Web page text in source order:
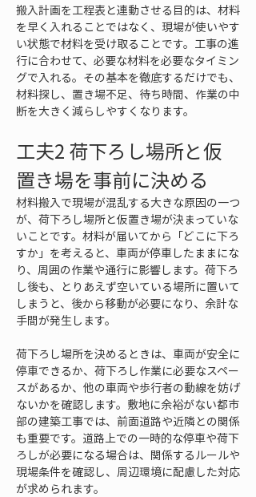
搬入計画を工程表と連動させる目的は、材料
を早く入れることではなく、現場が使いやす
い状態で材料を受け取ることです。工事の進
行に合わせて、必要な材料を必要なタイミン
グで入れる。その基本を徹底するだけでも、
材料探し、置き場不足、待ち時間、作業の中
断を大きく減らしやすくなります。
工夫2 荷下ろし場所と仮
置き場を事前に決める
材料搬入で現場が混乱する大きな原因の一つ
が、荷下ろし場所と仮置き場が決まっていな
いことです。材料が届いてから「どこに下ろ
すか」を考えると、車両が停車したままにな
り、周囲の作業や通行に影響します。荷下ろ
し後も、とりあえず空いている場所に置いて
しまうと、後から移動が必要になり、余計な
手間が発生します。
荷下ろし場所を決めるときは、車両が安全に
停車できるか、荷下ろし作業に必要なスペー
スがあるか、他の車両や歩行者の動線を妨げ
ないかを確認します。敷地に余裕がない都市
部の建築工事では、前面道路や近隣との関係
も重要です。道路上での一時的な停車や荷下
ろしが必要になる場合は、関係するルールや
現場条件を確認し、周辺環境に配慮した対応
が求められます。